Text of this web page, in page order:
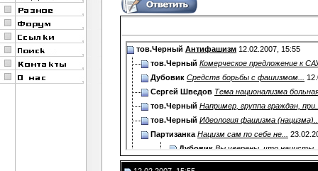
тов.Черный Антифашизм 12.02.2007, 15:55
тов.Черный Комерческое предложение к
Дубовик Средств борьбы с фашизмом...
Сергей Шведов Тема национализма
тов.Черный Например, группа граждан,
тов.Черный Идеология фашизма
Партизанка Нацизм сам по себе не...
Дубовик Вы уверены, что
Дубовик Кстати, это еще